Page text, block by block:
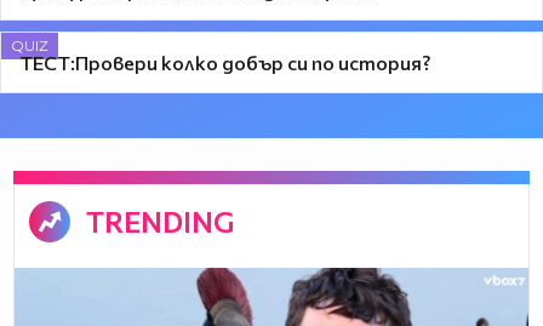
QUIZ
ТЕСТ:Провери колко добър си по история?
TRENDING